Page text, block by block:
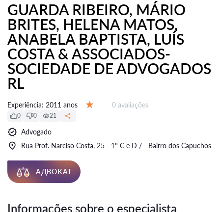
GUARDA RIBEIRO, MÁRIO
BRITES, HELENA MATOS,
ANABELA BAPTISTA, LUÍS
COSTA & ASSOCIADOS-
SOCIEDADE DE ADVOGADOS
RL
Experiência: 2011 anos
Avaliações:
0 avaliações
0 0 21
Advogado
Rua Prof. Narciso Costa, 25 - 1º C e D / - Bairro dos Capuchos
АДВОКАТ
Informações sobre o especialista